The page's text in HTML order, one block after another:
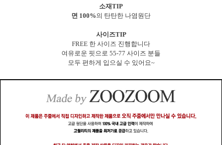
소재TIP
면 100%의 탄탄한 나염원단
사이즈TIP
FREE 한 사이즈 진행합니다
여유로운 핏으로 55-77 사이즈 분들
모두 편하게 입으실 수 있어요~